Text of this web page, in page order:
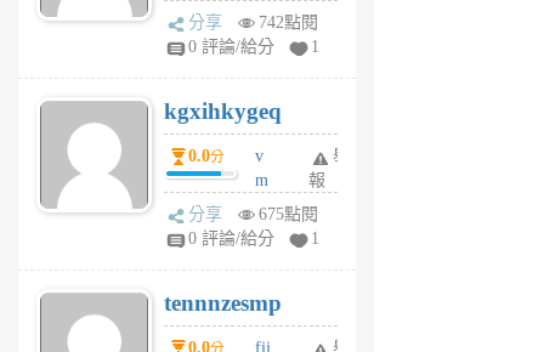
wi
w
6
個
月
前
分享
742點閱
0 評論/給分
1
kgxihkygeq
0.0分
v
m
sg
sr
6
個
舉
報
分享
675點閱
0 評論/給分
1
tennnzesmp
0.0
fjj
舉